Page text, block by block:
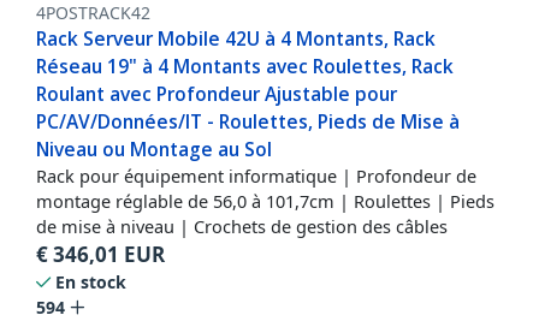
4POSTRACK42
Rack Serveur Mobile 42U à 4 Montants, Rack
Réseau 19" à 4 Montants avec Roulettes, Rack
Roulant avec Profondeur Ajustable pour
PC/AV/Données/IT - Roulettes, Pieds de Mise à
Niveau ou Montage au Sol
Rack pour équipement informatique | Profondeur de
montage réglable de 56,0 à 101,7cm | Roulettes | Pieds
de mise à niveau | Crochets de gestion des câbles
€346,01 EUR
En stock
594